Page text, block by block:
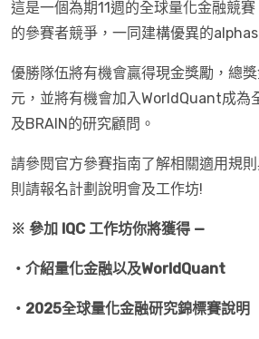
這是一個為期11週的全球量化金融競
的參賽者競爭，一同建構優異的
優勝隊伍將有機會贏得現金獎勵，總
元，並將有機會加入WorldQuant成為
及BRAIN的研究顧問。
請參閱官方參賽指南了解相關適用規
則請報名計劃說明會及工作坊!
※ 參加 IQC 工作坊你將獲得 —
・介紹量化金融以及WorldQuant
・ 2025全球量化金融研究錦標賽說明